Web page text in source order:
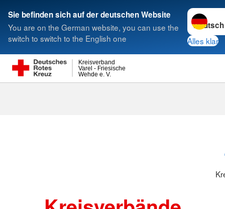
Sie befinden sich auf der deutschen Website
You are on the German website, you can use the
switch to switch to the English one
Sprache
Alles klar
Wehde e. V.
Varel - Friesische
Kreisverband
Suche